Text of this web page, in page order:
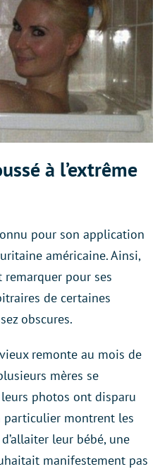
à l’extrême
pour son application
américaine. Ainsi,
pour ses
de certaines
obscures.
remonte au mois de
mères se
photos ont disparu
particulier montrent les
leur bébé, une
manifestement pas